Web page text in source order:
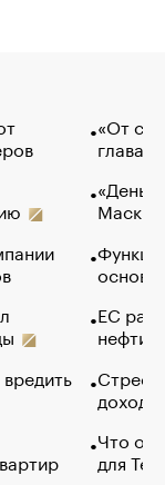
«От
глава
Маск в
основ
ЕС
нефти
Что
для